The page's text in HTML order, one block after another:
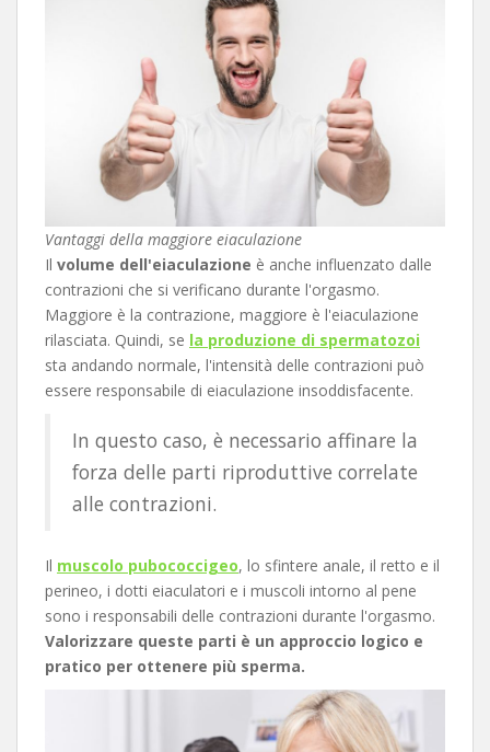
Vantaggi della maggiore eiaculazione
Il volume dell'eiaculazione è anche influenzato dalle
contrazioni che si verificano durante l'orgasmo.
Maggiore è la contrazione, maggiore è l'eiaculazione
rilasciata. Quindi, se la produzione di spermatozoi
sta andando normale, l'intensità delle contrazioni può
essere responsabile di eiaculazione insoddisfacente.
In questo caso, è necessario affinare la
forza delle parti riproduttive correlate
alle contrazioni.
Il muscolo pubococcigeo, lo sfintere anale, il retto e il
perineo, i dotti eiaculatori e i muscoli intorno al pene
sono i responsabili delle contrazioni durante l'orgasmo.
Valorizzare queste parti è un approccio logico e
pratico per ottenere più sperma.